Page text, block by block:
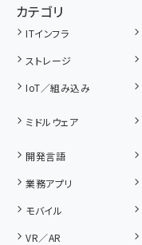
カテゴリ
ITインフラ
ストレージ
IoT／組み込み
ミドルウェア
開発言語
業務アプリ
モバイル
VR／AR